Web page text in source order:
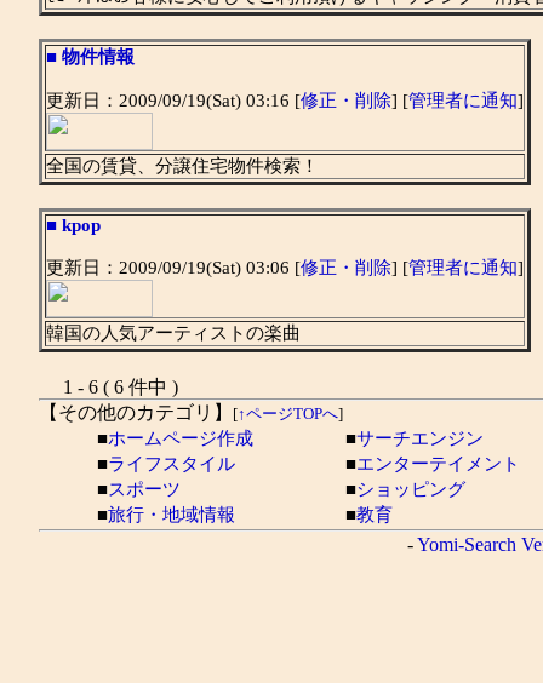
■ 物件情報
更新日：2009/09/19(Sat) 03:16 [修正・削除] [管理者に通知]
全国の賃貸、分譲住宅物件検索！
■ kpop
更新日：2009/09/19(Sat) 03:06 [修正・削除] [管理者に通知]
韓国の人気アーティストの楽曲
1 - 6 ( 6 件中 )
【その他のカテゴリ】
[↑ページTOPへ]
■ホームページ作成 ■サーチエンジン
■ライフスタイル ■エンターテイメント
■スポーツ ■ショッピング
■旅行・地域情報 ■教育
-Yomi-Search